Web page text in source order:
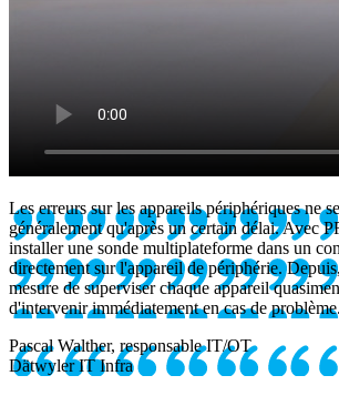
Les erreurs sur les appareils périphériques ne
généralement qu'après un certain délai. Avec
installer une sonde multiplateforme dans un
directement sur l'appareil de périphérie.
mesure de superviser chaque appareil
d'intervenir immédiatement en cas de problème.
Pascal Walther, responsable IT/OT
Dätwyler IT Infra